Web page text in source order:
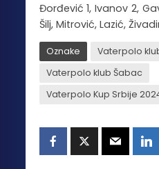
Đorđević 1, Ivanov 2,
Šilj, Mitrović, Lazić,
Oznake
Vaterpolo
Vaterpolo klub Šabac
Vaterpolo Kup Srbije